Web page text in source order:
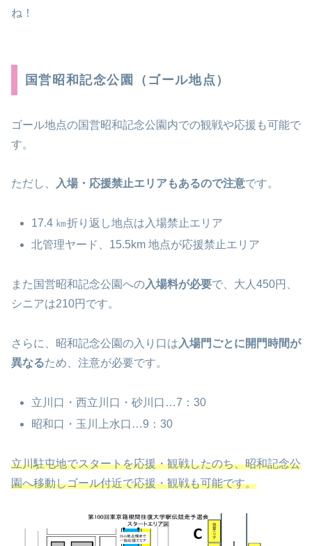
ね！
国営昭和記念公園（ゴール地点）
ゴール地点の国営昭和記念公園内での観戦や応援も可能で
す。
ただし、 入場・応援禁止エリアもあるので注意です。
17.4 ㎞折り返し地点は入場禁止エリア
北管理ヤード、15.5km 地点が応援禁止エリア
また国営昭和記念公園への入場料が必要で、大人450円、
シニアは210円です。
さらに、昭和記念公園の入り口は 入場門ごとに開門時間が
異なるため、注意が必要です。
立川口・西立川口・砂川口…7：30
昭和口・玉川上水口…9：30
立川駐屯地でスタートを応援・観戦したのち、昭和記念公
園へ移動しゴール付近で応援・観戦も可能です。